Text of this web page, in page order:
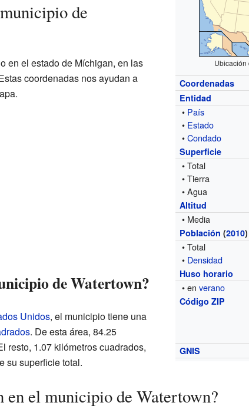
Ubicación
Coordenadas
Entidad
• País
• Estado
•Condado
Superficie
• Total
• Tierra
• Agua
Altitud
• Media
Población (2010)
• Total
• Densidad
Huso horario
• enverano
Código ZIP
GNIS
de
en el estado de Míchigan, en las
coordenadas nos ayudan a
de Watertown?
Unidos, el municipio tiene una
. De esta área, 84.25
resto, 1.07 kilómetros cuadrados,
su superficie total.
en el municipio de Watertown?